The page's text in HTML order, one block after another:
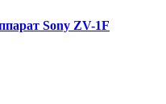
Sony ZV-1F